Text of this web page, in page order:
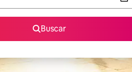
Buscar